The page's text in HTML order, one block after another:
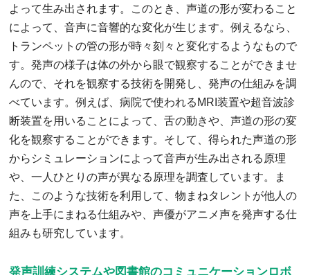
よって生み出されます。このとき、声道の形が変わること
によって、音声に音響的な変化が生じます。例えるなら、
トランペットの管の形が時々刻々と変化するようなもので
す。発声の様子は体の外から眼で観察することができませ
んので、それを観察する技術を開発し、発声の仕組みを調
べています。例えば、病院で使われるMRI装置や超音波診
断装置を用いることによって、舌の動きや、声道の形の変
化を観察することができます。そして、得られた声道の形
からシミュレーションによって音声が生み出される原理
や、一人ひとりの声が異なる原理を調査しています。ま
た、このような技術を利用して、物まねタレントが他人の
声を上手にまねる仕組みや、声優がアニメ声を発声する仕
組みも研究しています。
発声訓練システムや図書館のコミュニケーションロボ